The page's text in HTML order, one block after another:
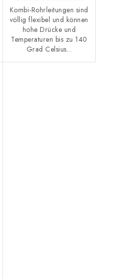
Kombi-Rohrleitungen sind
völlig flexibel und können
hohe Drücke und
Temperaturen bis zu 140
Grad Celsius...